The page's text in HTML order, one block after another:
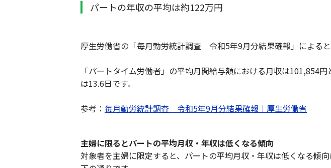
パートの年収の平均は約122万円
厚生労働省の「毎月勤労統計調査 令和5年9月分結果確報」によると
「パートタイム労働者」の平均月間給与額における月収は101,854
は13.6日です。
参考： 毎月勤労統計調査 令和5年9月分結果確報｜厚生労働省
主婦に限るとパートの平均月収・年収は低くなる傾向
対象者を主婦に限定すると、パートの平均月収・年収は低くなる傾